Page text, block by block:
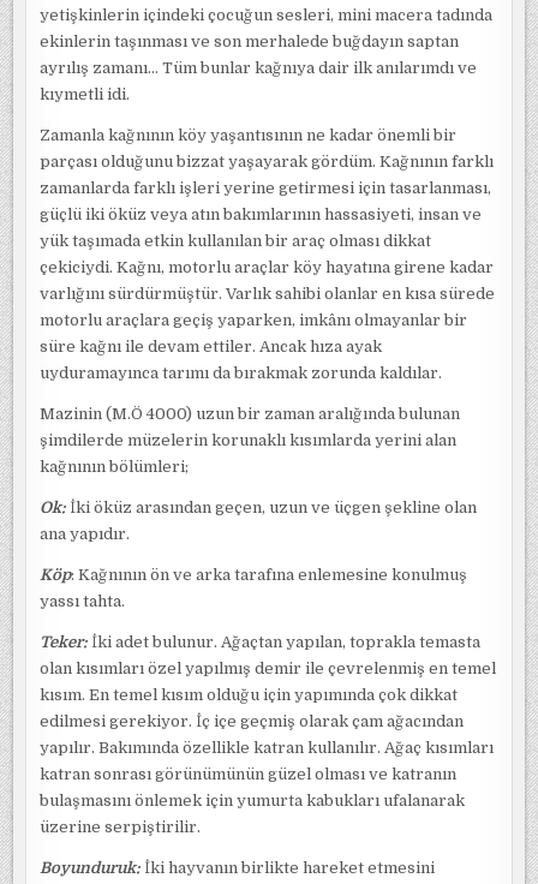
yetişkinlerin içindeki çocuğun sesleri, mini macera tadında
ekinlerin taşınması ve son merhalede buğdayın saptan
ayrılış zamanı… Tüm bunlar kağnıya dair ilk anılarımdı ve
kıymetli idi.
Zamanla kağnının köy yaşantısının ne kadar önemli bir
parçası olduğunu bizzat yaşayarak gördüm. Kağnının farklı
zamanlarda farklı işleri yerine getirmesi için tasarlanması,
güçlü iki öküz veya atın bakımlarının hassasiyeti, insan ve
yük taşımada etkin kullanılan bir araç olması dikkat
çekiciydi. Kağnı, motorlu araçlar köy hayatına girene kadar
varlığını sürdürmüştür. Varlık sahibi olanlar en kısa sürede
motorlu araçlara geçiş yaparken, imkânı olmayanlar bir
süre kağnı ile devam ettiler. Ancak hıza ayak
uyduramayınca tarımı da bırakmak zorunda kaldılar.
Mazinin (M.Ö 4000) uzun bir zaman aralığında bulunan
şimdilerde müzelerin korunaklı kısımlarda yerini alan
kağnının bölümleri;
Ok: İki öküz arasından geçen, uzun ve üçgen şekline olan
ana yapıdır.
Köp: Kağnının ön ve arka tarafına enlemesine konulmuş
yassı tahta.
Teker: İki adet bulunur. Ağaçtan yapılan, toprakla temasta
olan kısımları özel yapılmış demir ile çevrelenmiş en temel
kısım. En temel kısım olduğu için yapımında çok dikkat
edilmesi gerekiyor. İç içe geçmiş olarak çam ağacından
yapılır. Bakımında özellikle katran kullanılır. Ağaç kısımları
katran sonrası görünümünün güzel olması ve katranın
bulaşmasını önlemek için yumurta kabukları ufalanarak
üzerine serpiştirilir.
Boyunduruk: İki hayvanın birlikte hareket etmesini